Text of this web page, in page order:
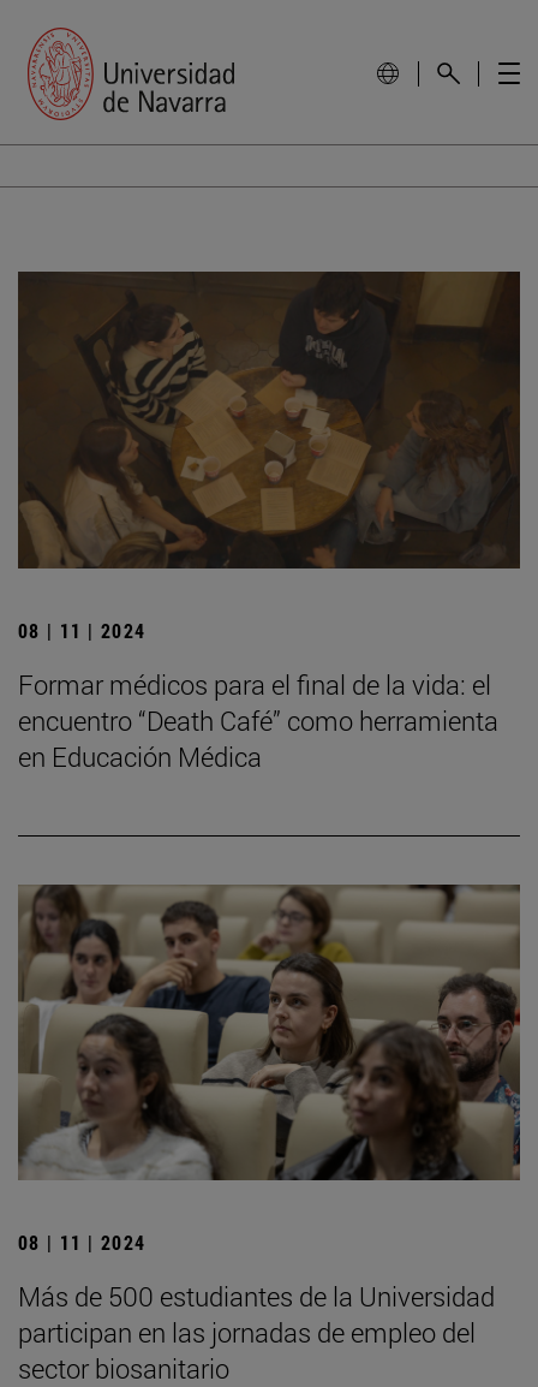
08 | 11 | 2024
Formar médicos para el final de la vida: el
encuentro “Death Café” como herramienta
en Educación Médica
08 | 11 | 2024
Más de 500 estudiantes de la Universidad
participan en las jornadas de empleo del
sector biosanitario